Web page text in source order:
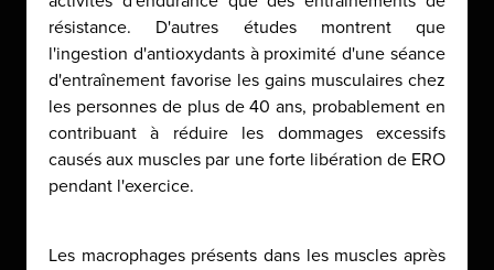
résistance. D'autres études montrent que
l'ingestion d'antioxydants à proximité d'une séance
d'entraînement favorise les gains musculaires chez
les personnes de plus de 40 ans, probablement en
contribuant à réduire les dommages excessifs
causés aux muscles par une forte libération de ERO
pendant l'exercice.
Les macrophages présents dans les muscles après